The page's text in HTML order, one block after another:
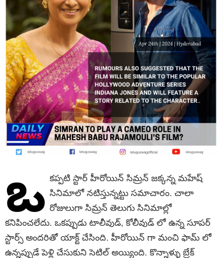
ఒ కప్పటి స్టార్ హీరోయిన్ సిమ్రన్ జక్కన్న మహేష్
సినిమాలో నటిస్తున్నట్టు సమాచారం. చాలా
రోజులుగా సిమ్రన్ తెలుగు సినిమాల్లో
కనిపించలేదు. ఒకప్పుడు టాలీవుడ్, కోలీవుడ్ లో ఉన్న సూపర్
స్టార్స్ అందరితో యాక్ట్ చేసింది. హీరోయిన్ గా మంచి ఫామ్ లో
ఉన్నప్పుడే పెళ్లి చేసుకుని సెటిల్ అయ్యింది. కొన్నాళ్ళు బ్రేక్